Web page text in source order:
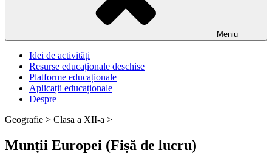
Meniu
Idei de activități
Resurse educaționale deschise
Platforme educaționale
Aplicații educaționale
Despre
Geografie > Clasa a XII-a >
Munții Europei (Fișă de lucru)